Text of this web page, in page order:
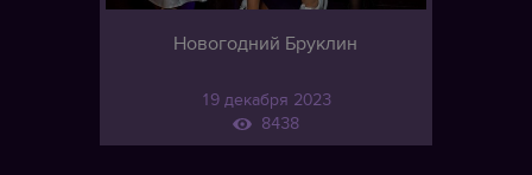
Новогодний Бруклин
19 декабря 2023
8438